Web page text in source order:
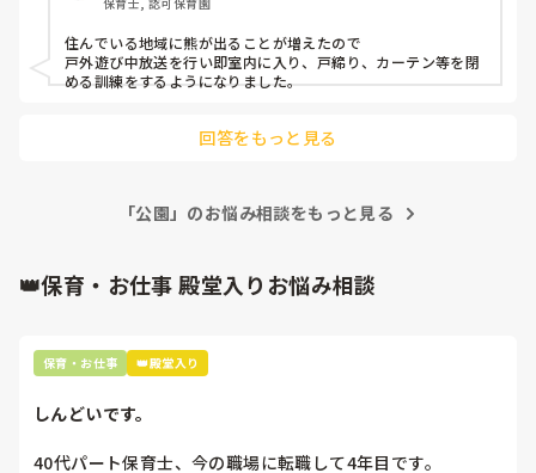
住んでいる地域に熊が出ることが増えたので
戸外遊び中放送を行い即室内に入り、戸締り、カーテン等を閉
める訓練をするようになりました。
回答をもっと見る
「公園」のお悩み相談をもっと見る
👑保育・お仕事 殿堂入りお悩み相談
保育・お仕事 👑殿堂入り
しんどいです。
40代パート保育士、今の職場に転職して4年目です。